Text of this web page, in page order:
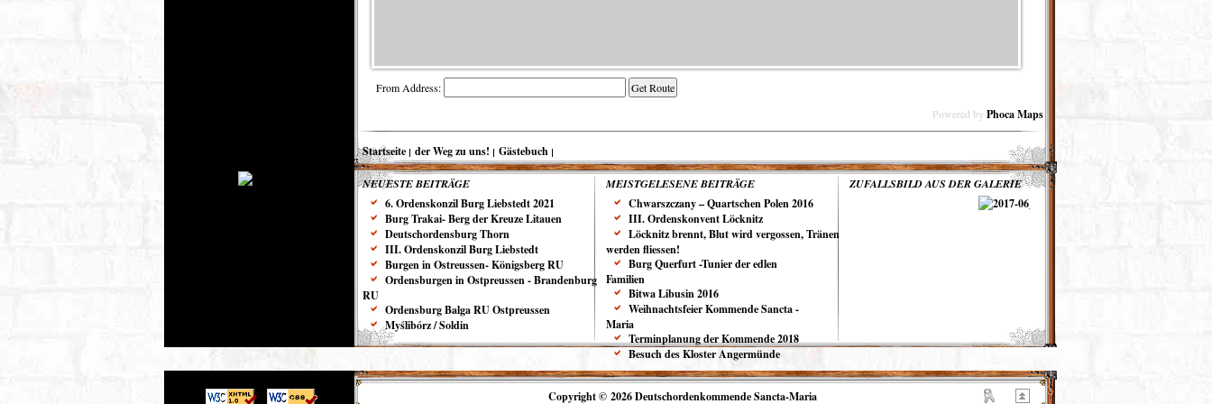
From Address:
Powered by PhocaMaps
Startseite der Weg zu uns! Gästebuch
NEUESTE BEITRÄGE
6. Ordenskonzil Burg Liebstedt 2021
Burg Trakai- Berg der Kreuze Litauen
Deutschordensburg Thorn
III. Ordenskonzil Burg Liebstedt
Burgen in Ostreussen- Königsberg RU
Ordensburgen in Ostpreussen - Brandenburg
RU
Ordensburg Balga RU Ostpreussen
Myślibórz / Soldin
MEISTGELESENE BEITRÄGE
Chwarszczany – Quartschen Polen 2016
III. Ordenskonvent Löcknitz
Löcknitz brennt, Blut wird vergossen, Tränen
werden fliessen!
Burg Querfurt -Tunier der edlen
Familien
Bitwa Libusin 2016
Weihnachtsfeier Kommende Sancta -
Maria
Terminplanung der Kommende 2018
Besuch des Kloster Angermünde
ZUFALLSBILD AUS DER GALERIE
Copyright © 2026 Deutschordenkommende Sancta-Maria